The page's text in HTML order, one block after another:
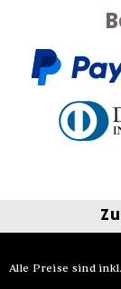
Alle Preise sind